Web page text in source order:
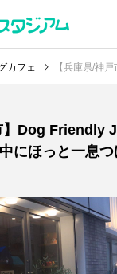
公園･施設etc)
カフェ 【兵庫県/神戸市】Dog Friendly
】Dog Friendly
にほっと一息つ